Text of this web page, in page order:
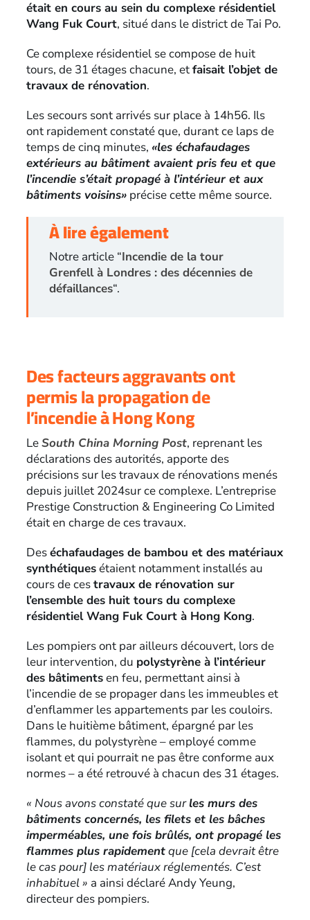
était en cours au sein du complexe résidentiel
Wang Fuk Court, situé dans le district de Tai Po.
Ce complexe résidentiel se compose de huit
tours, de 31 étages chacune, etfaisait l’objet de
travaux de rénovation.
Les secours sont arrivés sur place à 14h56. Ils
ont rapidement constaté que, durant ce laps de
temps de cinq minutes, «les échafaudages
extérieurs au bâtiment avaient pris feu et que
l’incendie s’était propagé à l’intérieur et aux
bâtiments voisins»précise cette même source.
À lire également
Notre article “Incendie de la tour
Grenfell à Londres : des décennies de
défaillances“.
Des facteurs aggravants ont
permis la propagation de
l’incendie à Hong Kong
LeSouth China Morning Post, reprenant les
déclarations des autorités, apporte des
précisions sur les travaux de rénovations menés
depuis juillet 2024sur ce complexe. L’entreprise
Prestige Construction & Engineering Co Limited
était en charge de ces travaux.
Deséchafaudages de bambou et des matériaux
synthétiquesétaient notamment installés au
cours de cestravaux de rénovation sur
l’ensemble des huit tours du complexe
résidentiel Wang Fuk Court à Hong Kong.
Les pompiers ont par ailleurs découvert, lors de
leur intervention, du polystyrène à l’intérieur
des bâtimentsen feu, permettant ainsi à
l’incendie de se propager dans les immeubles et
d’enflammer les appartements par les couloirs.
Dans le huitième bâtiment, épargné par les
flammes, du polystyrène – employé comme
isolant et qui pourrait ne pas être conforme aux
normes – a été retrouvé à chacun des 31 étages.
« Nous avons constaté que surles murs des
bâtiments concernés, les filets et les bâches
imperméables, une fois brûlés, ont propagé les
flammes plus rapidementque [cela devrait être
le cas pour] les matériaux réglementés. C’est
inhabituel » a ainsi déclaré Andy Yeung,
directeur des pompiers.